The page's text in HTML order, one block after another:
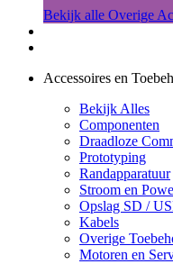
Bekijk alle Overige
Accessoires en
Bekijk Alles
Componenten
Draadloze
Prototyping
Randapparatuur
Stroom en
Opslag SD /
Kabels
Overige
Motoren en